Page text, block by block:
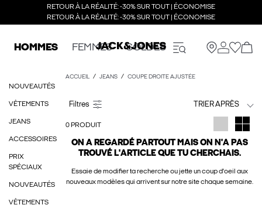
RETOUR À LA RÉALITÉ: -30% SUR TOUT | ÉCONOMISE
RETOUR À LA RÉALITÉ: -30% SUR TOUT | ÉCONOMISE
HOMMES FEMMES SOLDES
NOUVEAUTÉS
VÊTEMENTS
JEANS
ACCESSOIRES
PRIX
SPÉCIAUX
NOUVEAUTÉS
VÊTEMENTS
ACCUEIL JEANS COUPE DROITE AJUSTÉE
TRIER APRÈS
0 PRODUIT
ON A REGARDÉ PARTOUT MAIS ON N'A PAS
TROUVÉ L'ARTICLE QUE TU CHERCHAIS.
Essaie de modifier ta recherche ou jette un coup d'oeil aux
nouveaux modèles qui arrivent sur notre site chaque semaine.